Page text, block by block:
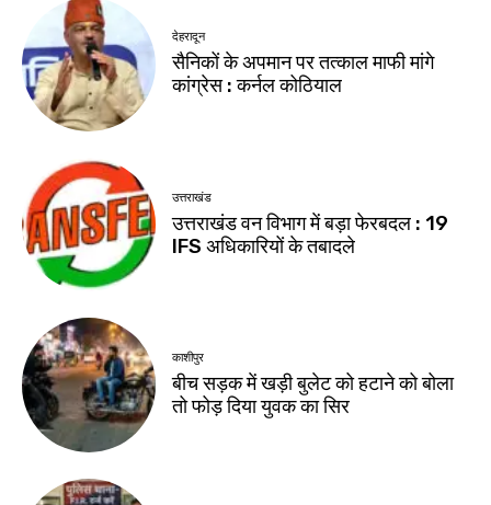
देहरादून
सैनिकों के अपमान पर तत्काल माफी मांगे
कांग्रेस : कर्नल कोठियाल
उत्तराखंड
उत्तराखंड वन विभाग में बड़ा फेरबदल : 19
IFS अधिकारियों के तबादले
काशीपुर
बीच सड़क में खड़ी बुलेट को हटाने को बोला
तो फोड़ दिया युवक का सिर